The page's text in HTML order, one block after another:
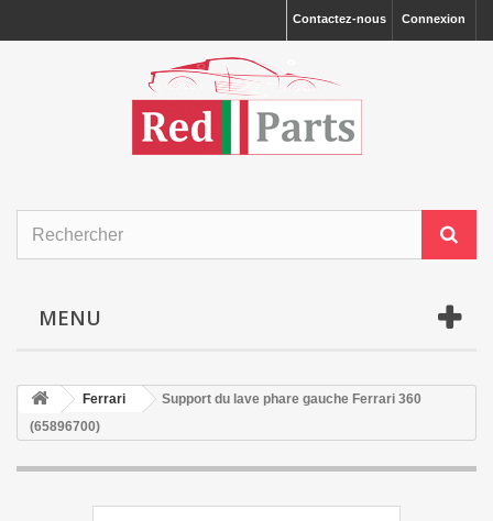
Connexion
Contactez-nous
MENU
Ferrari
Support du lave phare gauche Ferrari 360
(65896700)